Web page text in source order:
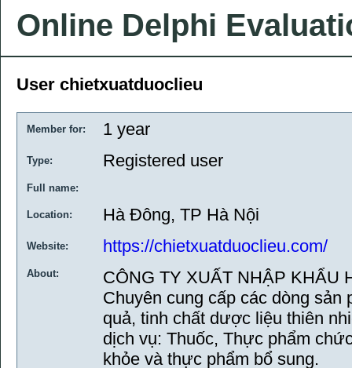
Online Delphi
User chietxuatduoclieu
Member for: 1 year
Type: Registered user
Full name:
Location: Hà Đông, TP Hà Nội
Website: https://chietxuatduoclieu.com/
About:
CÔNG TY XUẤT NHẬP KHẨU
Chuyên cung cấp các dòng
quả, tinh chất dược liệu thiên
dịch vụ: Thuốc, Thực phẩm
khỏe và thực phẩm bổ sung.